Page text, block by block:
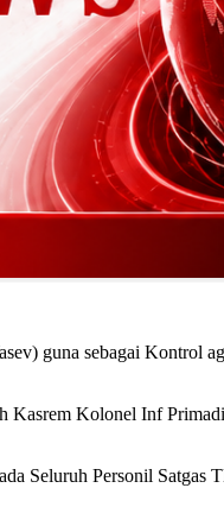
guna sebagai Kontrol
Kasrem Kolonel Inf
Seluruh Personil Satgas